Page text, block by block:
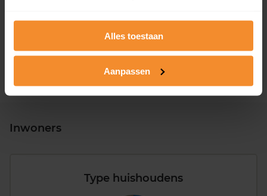
Alles toestaan
Aanpassen
2008 of later
15%
Inwoners
Type huishoudens